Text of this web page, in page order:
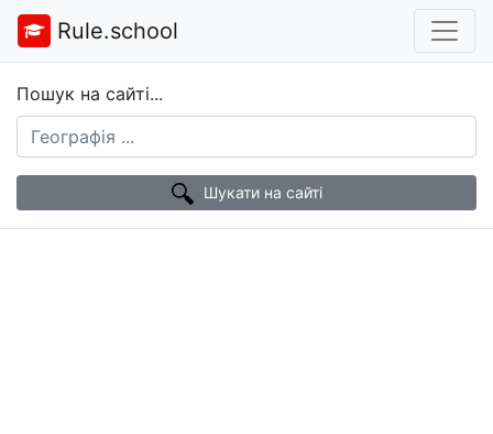
Rule.school
Пошук на сайті...
Шукати на сайті